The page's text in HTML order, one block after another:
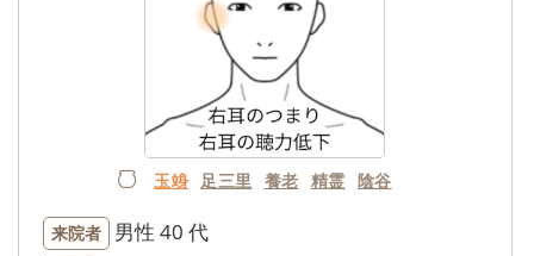
玉竧 足三里 養老 精霊 陰谷
来院者 男性 40 代